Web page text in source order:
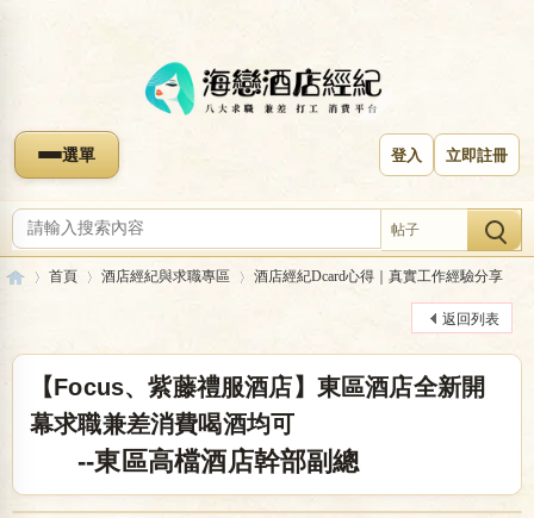
選單 登入 立即註冊
帖子
首頁
›
酒店經紀與求職專區
›
酒店經紀Dcard心得｜真實工作經驗分享
返回列表
【Focus、紫藤禮服酒店】東區酒店全新開
幕求職兼差消費喝酒均可
--東區高檔酒店幹部副總